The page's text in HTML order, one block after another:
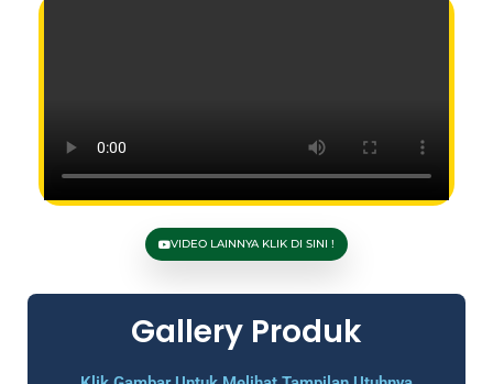
VIDEO LAINNYA KLIK DI SINI !
Gallery Produk